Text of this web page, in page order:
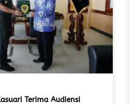
Terima Audiensi